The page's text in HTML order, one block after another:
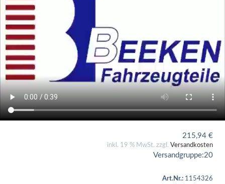
215,94 €
inkl. 19 % MwSt. zzgl. Versandkosten
Versandgruppe:20
Art.Nr.: 1154326